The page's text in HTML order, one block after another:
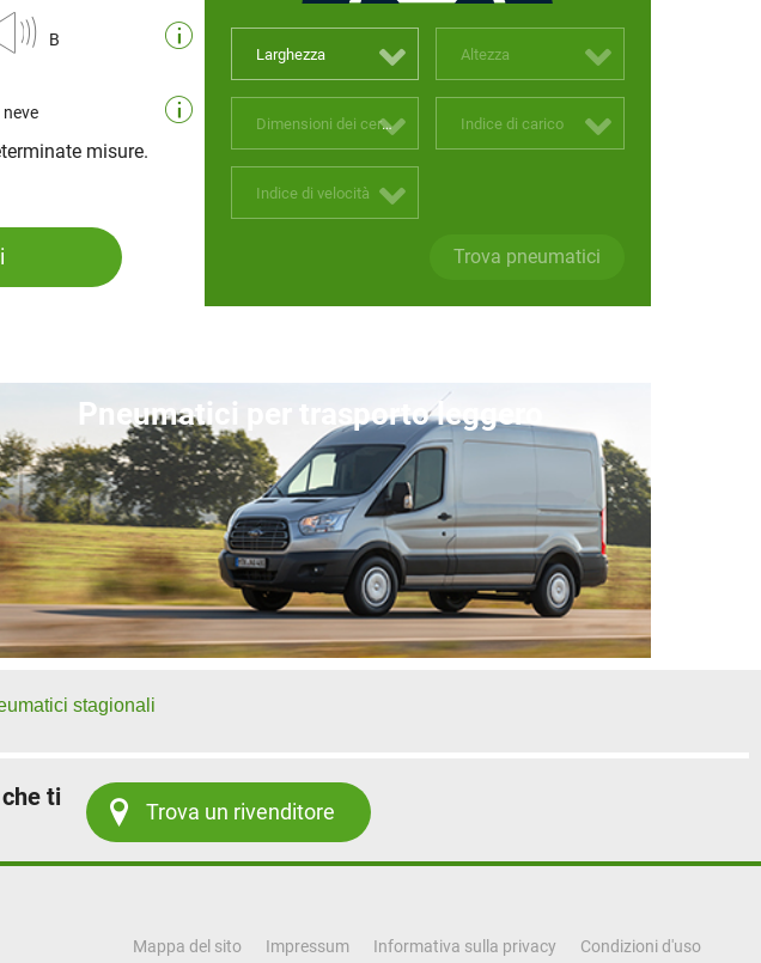
B
misure.
Larghezza Altezza
Dimensioni dei cerchi Indice di carico
Indice di velocità
Trova pneumatici
Pneumatici per trasporto leggero
stagionali
ti
Trova un rivenditore
Mappa del sito Impressum Informativa sulla privacy Condizioni d'uso